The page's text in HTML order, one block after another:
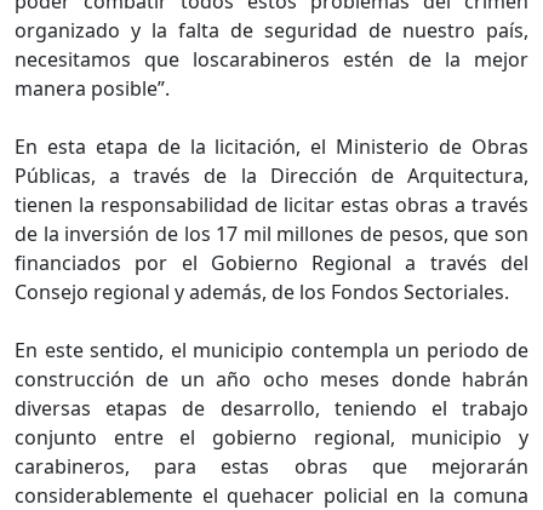
organizado y la falta de seguridad de nuestro país,
necesitamos que loscarabineros estén de la mejor
manera posible”.
En esta etapa de la licitación, el Ministerio de Obras
Públicas, a través de la Dirección de Arquitectura,
tienen la responsabilidad de licitar estas obras a través
de la inversión de los 17 mil millones de pesos, que son
financiados por el Gobierno Regional a través del
Consejo regional y además, de los Fondos Sectoriales.
En este sentido, el municipio contempla un periodo de
construcción de un año ocho meses donde habrán
diversas etapas de desarrollo, teniendo el trabajo
conjunto entre el gobierno regional, municipio y
carabineros, para estas obras que mejorarán
considerablemente el quehacer policial en la comuna